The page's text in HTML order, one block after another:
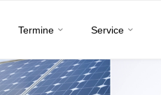
content
Termine Service